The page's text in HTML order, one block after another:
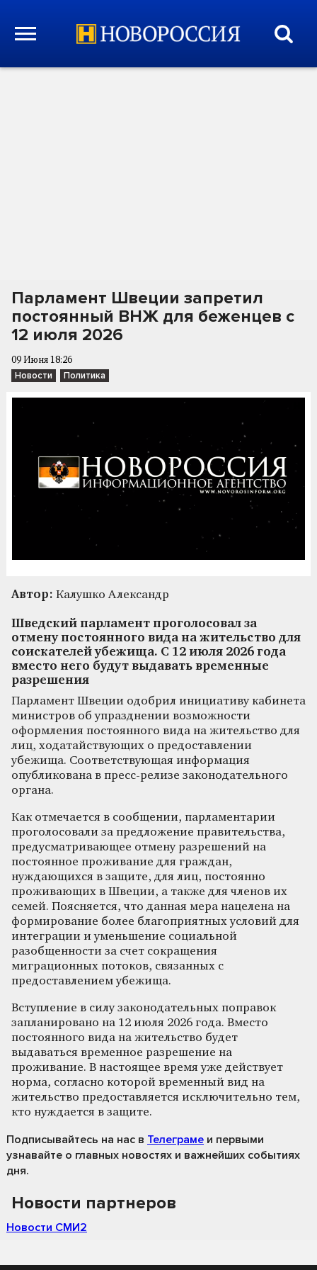
Парламент Швеции запретил
постоянный ВНЖ для беженцев с
12 июля 2026
09 Июня 18:26
Новости Политика
Автор: Калушко Александр
Шведский парламент проголосовал за
отмену постоянного вида на жительство для
соискателей убежища. С 12 июля 2026 года
вместо него будут выдавать временные
разрешения
Парламент Швеции одобрил инициативу кабинета
министров об упразднении возможности
оформления постоянного вида на жительство для
лиц, ходатайствующих о предоставлении
убежища. Соответствующая информация
опубликована в пресс-релизе законодательного
органа.
Как отмечается в сообщении, парламентарии
проголосовали за предложение правительства,
предусматривающее отмену разрешений на
постоянное проживание для граждан,
нуждающихся в защите, для лиц, постоянно
проживающих в Швеции, а также для членов их
семей. Поясняется, что данная мера нацелена на
формирование более благоприятных условий для
интеграции и уменьшение социальной
разобщенности за счет сокращения
миграционных потоков, связанных с
предоставлением убежища.
Вступление в силу законодательных поправок
запланировано на 12 июля 2026 года. Вместо
постоянного вида на жительство будет
выдаваться временное разрешение на
проживание. В настоящее время уже действует
норма, согласно которой временный вид на
жительство предоставляется исключительно тем,
кто нуждается в защите.
Подписывайтесь на нас в Телеграме и первыми
узнавайте о главных новостях и важнейших событиях
дня.
Новости партнеров
Новости СМИ2